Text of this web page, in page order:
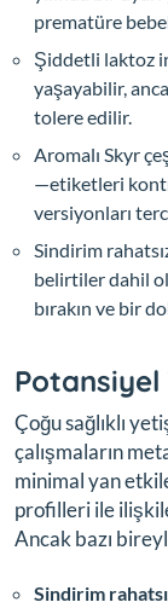
prematüre
Şiddetli laktoz
yaşayabilir,
tolere edilir.
Aromalı Skyr
—etiketleri
versiyonları
Sindirim
belirtiler dahil
bırakın ve bir
Çoğu sağlıklı
çalışmaların
minimal yan
profilleri ile
Ancak bazı
Sindirim